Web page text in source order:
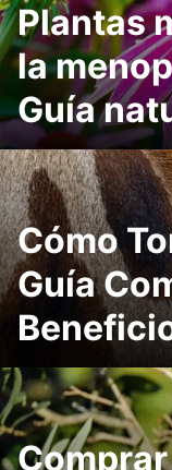
Plantas
la
Guía
Cómo
Guía